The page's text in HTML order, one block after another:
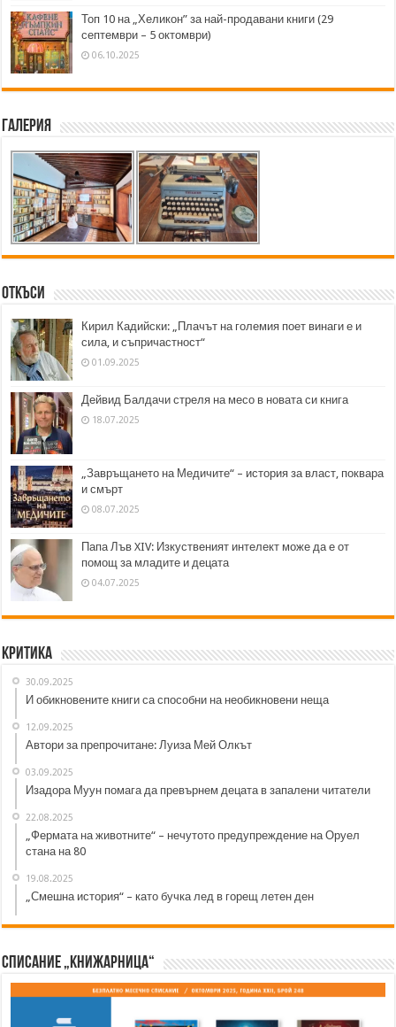
Топ 10 на „Хеликон” за най-продавани книги (29
септември – 5 октомври)
06.10.2025
Галерия
Откъси
Кирил Кадийски: „Плачът на големия поет винаги е и
сила, и съпричастност“
01.09.2025
Дейвид Балдачи стреля на месо в новата си книга
18.07.2025
„Завръщането на Медичите“ – история за власт, поквара
и смърт
08.07.2025
Папа Лъв XIV: Изкуственият интелект може да е от
помощ за младите и децата
04.07.2025
Критика
30.09.2025
И обикновените книги са способни на необикновени неща
12.09.2025
Автори за препрочитане: Луиза Мей Олкът
03.09.2025
Изадора Муун помага да превърнем децата в запалени читатели
22.08.2025
„Фермата на животните“ – нечутото предупреждение на Оруел
стана на 80
19.08.2025
„Смешна история“ – като бучка лед в горещ летен ден
Списание „Книжарница“